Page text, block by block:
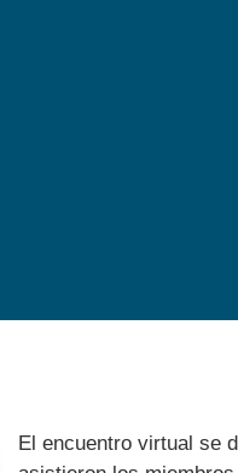
El encuentro virtual se